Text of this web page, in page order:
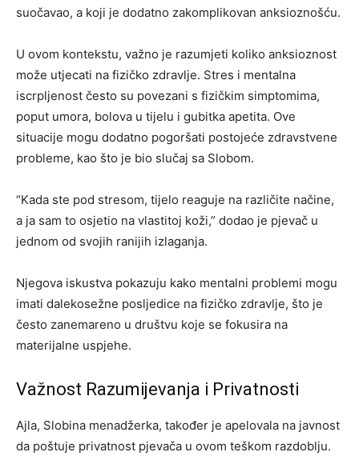
suočavao, a koji je dodatno zakomplikovan anksioznošću.
U ovom kontekstu, važno je razumjeti koliko anksioznost
može utjecati na fizičko zdravlje. Stres i mentalna
iscrpljenost često su povezani s fizičkim simptomima,
poput umora, bolova u tijelu i gubitka apetita. Ove
situacije mogu dodatno pogoršati postojeće zdravstvene
probleme, kao što je bio slučaj sa Slobom.
“Kada ste pod stresom, tijelo reaguje na različite načine,
a ja sam to osjetio na vlastitoj koži,” dodao je pjevač u
jednom od svojih ranijih izlaganja.
Njegova iskustva pokazuju kako mentalni problemi mogu
imati dalekosežne posljedice na fizičko zdravlje, što je
često zanemareno u društvu koje se fokusira na
materijalne uspjehe.
Važnost Razumijevanja i Privatnosti
Ajla, Slobina menadžerka, također je apelovala na javnost
da poštuje privatnost pjevača u ovom teškom razdoblju.